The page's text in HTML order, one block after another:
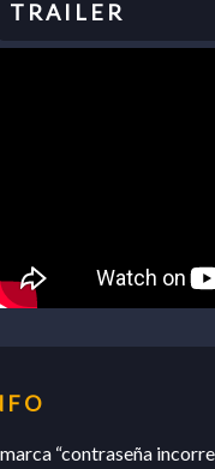
“contraseña